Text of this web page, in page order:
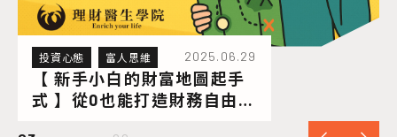
2025.06.29
圖起手
自由的
財務配置
多元收入怎麼開始
手翻轉人生的財務